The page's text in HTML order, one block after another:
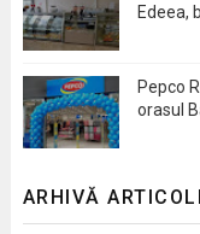
Edeea,
Pepco
orasul
ARHIVĂ